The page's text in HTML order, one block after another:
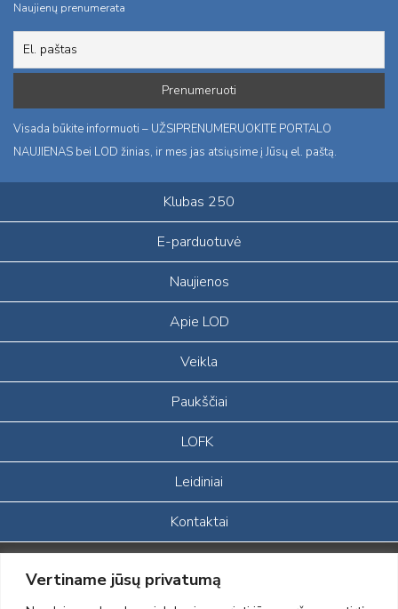
Vertiname jūsų privatumą
Naujienų prenumerata
Visada būkite informuoti – UŽSIPRENUMERUOKITE PORTALO
NAUJIENAS bei LOD žinias, ir mes jas atsiųsime į Jūsų el. paštą.
Klubas 250
E-parduotuvė
Naujienos
Apie LOD
Veikla
Paukščiai
LOFK
Leidiniai
Kontaktai
Portalas sukurtas įgyvendinant Lietuvos Respublikos, Europos
ekonominės erdvės ir Norvegijos finansinių mechanizmų iš dalies
finansuojamą paprojektį